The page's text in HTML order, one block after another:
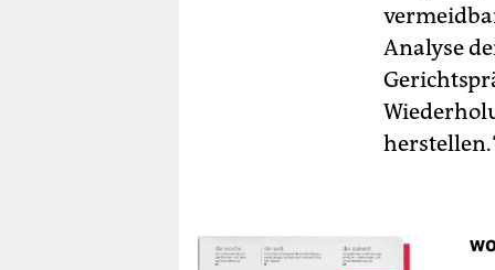
Analyse